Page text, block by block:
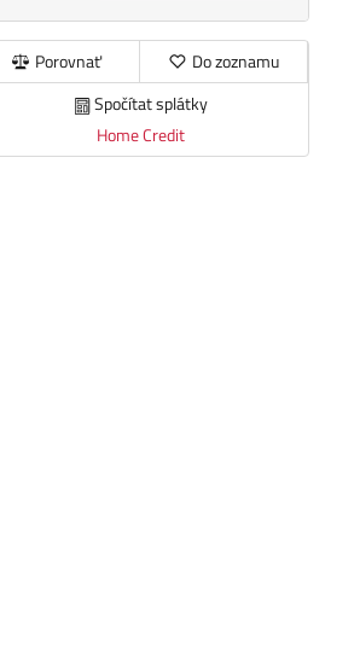
Porovnať
Do zoznamu
Spočítat splátky
Home Credit